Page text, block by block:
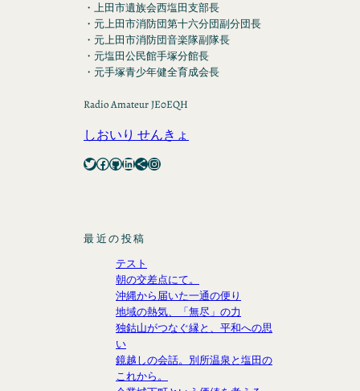
・上田市遺族会西塩田支部長
・元上田市消防団第十六分団副分団長
・元上田市消防団音楽隊副隊長
・元塩田公民館手塚分館長
・元手塚青少年健全育成会長
Radio Amateur JE0EQH
しおいり せんきょ
Twitter Facebook GitHub LinkedIn Share Icon Instagram
最近の投稿
テスト
朝の交差点にて。
沖縄から届いた一通の便り
地域の熱気、「無尽」の力
独鈷山がつなぐ縁と、平和への思
い
鏡越しの会話。別所温泉と塩田の
これから。